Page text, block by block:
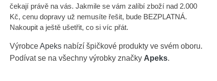
čekají právě na vás. Jakmile se vám zalíbí zboží nad 2.000
Kč, cenu dopravy už nemusíte řešit, bude BEZPLATNÁ.
Nakoupit a ještě ušetřit, co si víc přát.
VýrobceApeks nabízí špičkové produkty ve svém oboru.
Podívat se na všechny výrobky značky Apeks.